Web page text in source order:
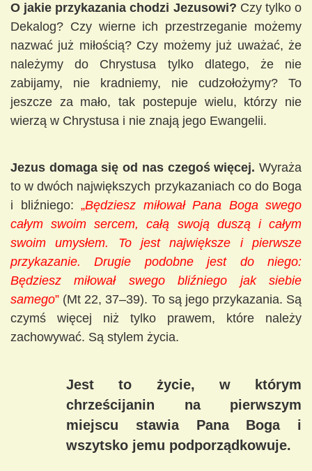
O jakie przykazania chodzi Jezusowi? Czy tylko o
Dekalog? Czy wierne ich przestrzeganie możemy
nazwać już miłością? Czy możemy już uważać, że
należymy do Chrystusa tylko dlatego, że nie
zabijamy, nie kradniemy, nie cudzołożymy? To
jeszcze za mało, tak postepuje wielu, którzy nie
wierzą w Chrystusa i nie znają jego Ewangelii.
Jezus domaga się od nas czegoś więcej. Wyraża
to w dwóch największych przykazaniach co do Boga
i bliźniego: „Będziesz miłował Pana Boga swego
całym swoim sercem, całą swoją duszą i całym
swoim umysłem. To jest największe i pierwsze
przykazanie. Drugie podobne jest do niego:
Będziesz miłował swego bliźniego jak siebie
samego” (Mt 22, 37–39). To są jego przykazania. Są
czymś więcej niż tylko prawem, które należy
zachowywać. Są stylem życia.
Jest to życie, w którym
chrześcijanin na pierwszym
miejscu stawia Pana Boga i
wszytsko jemu podporządkowuje.